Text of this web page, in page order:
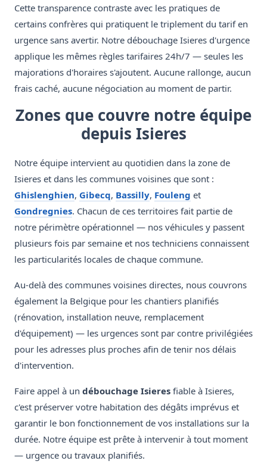
Cette transparence contraste avec les pratiques de
certains confrères qui pratiquent le triplement du tarif en
urgence sans avertir. Notre débouchage Isieres d'urgence
applique les mêmes règles tarifaires 24h/7 — seules les
majorations d'horaires s'ajoutent. Aucune rallonge, aucun
frais caché, aucune négociation au moment de partir.
Zones que couvre notre équipe
depuis Isieres
Notre équipe intervient au quotidien dans la zone de
Isieres et dans les communes voisines que sont :
Ghislenghien, Gibecq, Bassilly, Fouleng et
Gondregnies. Chacun de ces territoires fait partie de
notre périmètre opérationnel — nos véhicules y passent
plusieurs fois par semaine et nos techniciens connaissent
les particularités locales de chaque commune.
Au-delà des communes voisines directes, nous couvrons
également la Belgique pour les chantiers planifiés
(rénovation, installation neuve, remplacement
d'équipement) — les urgences sont par contre privilégiées
pour les adresses plus proches afin de tenir nos délais
d'intervention.
Faire appel à un débouchage Isieres fiable à Isieres,
c'est préserver votre habitation des dégâts imprévus et
garantir le bon fonctionnement de vos installations sur la
durée. Notre équipe est prête à intervenir à tout moment
— urgence ou travaux planifiés.